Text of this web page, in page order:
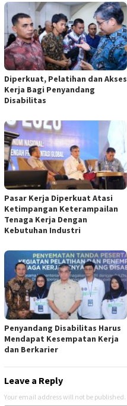
Diperkuat, Pelatihan dan Akses
Kerja Bagi Penyandang
Disabilitas
Pasar Kerja Diperkuat Atasi
Ketimpangan Keterampailan
Tenaga Kerja Dengan
Kebutuhan Industri
Penyandang Disabilitas Harus
Mendapat Kesempatan Kerja
dan Berkarier
Leave a Reply
Your email address will not be published.